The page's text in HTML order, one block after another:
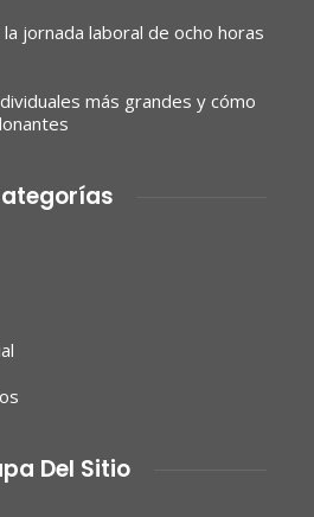
jornada laboral de ocho horas
más grandes y cómo
Del Sitio